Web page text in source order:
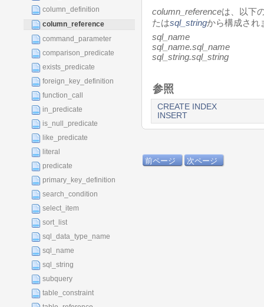
column_definition
column_reference
command_parameter
comparison_predicate
exists_predicate
foreign_key_definition
function_call
in_predicate
is_null_predicate
like_predicate
literal
predicate
primary_key_definition
search_condition
select_item
sort_list
sql_data_type_name
sql_name
sql_string
subquery
table_constraint
column_referenceは、以下
たはsql_stringから構成され
sql_name
sql_name.sql_name
sql_string.sql_string
参照
CREATE INDEX
INSERT
前ページ 次ページ